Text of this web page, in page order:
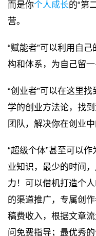
而是你个人成长的“第
营。
“赋能者”可以利用自
构和体系，为自己留一
“创业者”可以在这里
学的创业方法论，找
团队，解决你在创业中
“超级个体”甚至可以
业知识，最少的时间
力！可以借机打造个
的渠道推广，专属创
稿费收入，根据文章
问免费指导；最优秀